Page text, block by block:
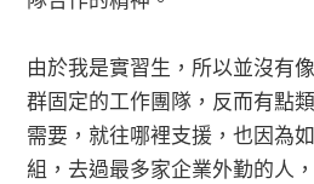
由於我是實習生，所以並沒有
群固定的工作團隊，反而有點
需要，就往哪裡支援，也因為
組，去過最多家企業外勤的人